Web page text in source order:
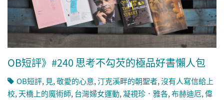
OB短評》#240 思考不勾芡的極品好書懶人包
OB短評, 見,敬愛的心意,汀克溪畔的朝聖者,沒有人寫信給上
校,天橋上的魔術師,台灣婦女運動,凝視珍．雅各,布赫迪厄,偉